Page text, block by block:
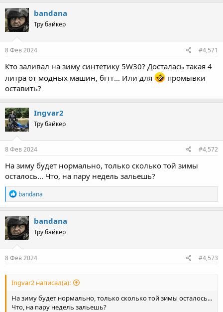
c
t
i
o
n
s
bandana
Тру байкер
8 Фев 2024 #4,571
Кто заливал на зиму синтетику 5W30? Досталась такая 4
литра от модных машин, бггг... Или для
промывки
оставить?
Ingvar2
Тру байкер
8 Фев 2024 #4,572
На зиму будет нормально, только сколько той зимы
осталось... Что, на пару недель зальешь?
R
e
a
c
t
i
o
n
s
bandana
bandana
Тру байкер
8 Фев 2024 #4,573
Ingvar2 написал(а):
На зиму будет нормально, только сколько той зимы осталось...
Что, на пару недель зальешь?